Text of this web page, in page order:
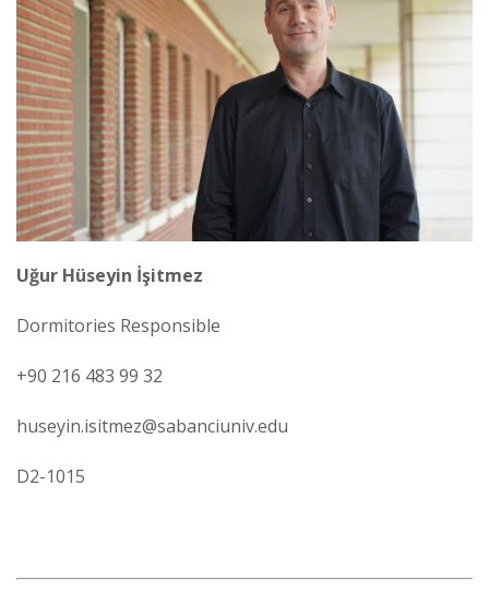
Uğur Hüseyin İşitmez
Dormitories Responsible
+90 216 483 99 32
huseyin.isitmez@sabanciuniv.edu
D2-1015